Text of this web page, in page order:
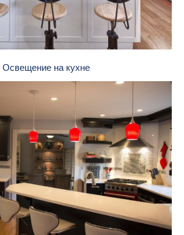
Освещение на кухне